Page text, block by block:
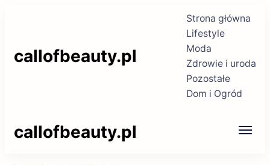
callofbeauty.pl
Strona główna
Lifestyle
Moda
Zdrowie i uroda
Pozostałe
Dom i Ogród
callofbeauty.pl